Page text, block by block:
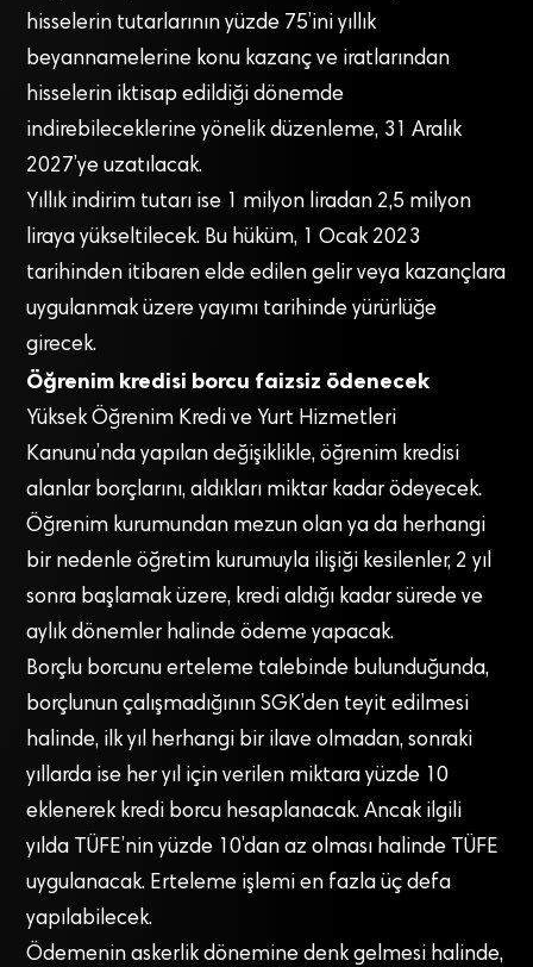
hisselerin tutarlarının yüzde 75’ini yıllık
beyannamelerine konu kazanç ve iratlarından
hisselerin iktisap edildiği dönemde
indirebileceklerine yönelik düzenleme, 31 Aralık
2027’ye uzatılacak.
Yıllık indirim tutarı ise 1 milyon liradan 2,5 milyon
liraya yükseltilecek. Bu hüküm, 1 Ocak 2023
tarihinden itibaren elde edilen gelir veya kazançlara
uygulanmak üzere yayımı tarihinde yürürlüğe
girecek.
Öğrenim kredisi borcu faizsiz ödenecek
Yüksek Öğrenim Kredi ve Yurt Hizmetleri
Kanunu’nda yapılan değişiklikle, öğrenim kredisi
alanlar borçlarını, aldıkları miktar kadar ödeyecek.
Öğrenim kurumundan mezun olan ya da herhangi
bir nedenle öğretim kurumuyla ilişiği kesilenler, 2 yıl
sonra başlamak üzere, kredi aldığı kadar sürede ve
aylık dönemler halinde ödeme yapacak.
Borçlu borcunu erteleme talebinde bulunduğunda,
borçlunun çalışmadığının SGK’den teyit edilmesi
halinde, ilk yıl herhangi bir ilave olmadan, sonraki
yıllarda ise her yıl için verilen miktara yüzde 10
eklenerek kredi borcu hesaplanacak. Ancak ilgili
yılda TÜFE’nin yüzde 10’dan az olması halinde TÜFE
uygulanacak. Erteleme işlemi en fazla üç defa
yapılabilecek.
Ödemenin askerlik dönemine denk gelmesi halinde,